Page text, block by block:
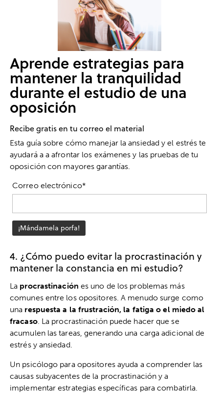
Aprende estrategias para
mantener la tranquilidad
durante el estudio de una
oposición
Recibe gratis en tu correo el material
Esta guía sobre cómo manejar la ansiedad y el estrés te
ayudará a a afrontar los exámenes y las pruebas de tu
oposición con mayores garantías.
Correo electrónico*
4. ¿Cómo puedo evitar la procrastinación y
mantener la constancia en mi estudio?
La procrastinación es uno de los problemas más
comunes entre los opositores. A menudo surge como
una respuesta a la frustración, la fatiga o el miedo al
fracaso. La procrastinación puede hacer que se
acumulen las tareas, generando una carga adicional de
estrés y ansiedad.
Un psicólogo para opositores ayuda a comprender las
causas subyacentes de la procrastinación y a
implementar estrategias específicas para combatirla.